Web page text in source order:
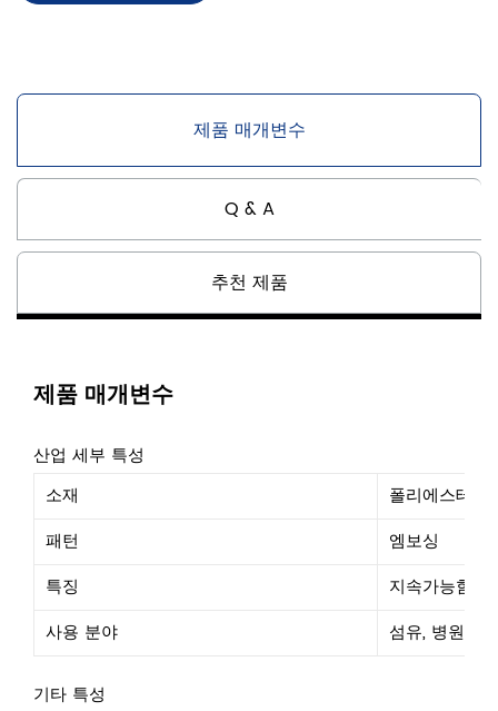
제품 매개변수
Q & A
추천 제품
제품 매개변수
산업 세부 특성
소재
폴리에스테르
패턴
엠보싱
특징
지속가능함,
사용 분야
섬유, 병원, 농
기타 특성